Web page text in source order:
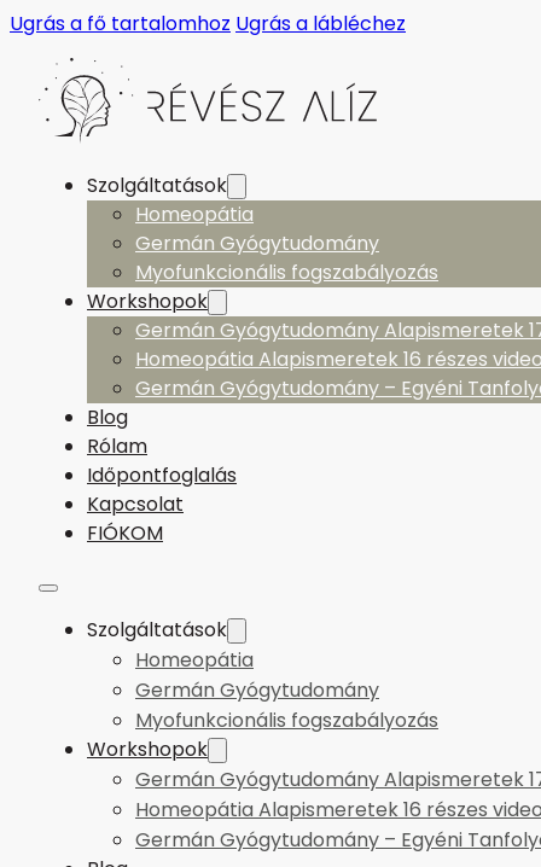
Ugrás a fő tartalomhoz Ugrás a lábléchez
Szolgáltatások
Homeopátia
Germán Gyógytudomány
Myofunkcionális fogszabályozás
Workshopok
Germán Gyógytudomány Alapismeretek
Homeopátia Alapismeretek 16 részes
Germán Gyógytudomány – Egyéni
Blog
Rólam
Időpontfoglalás
Kapcsolat
FIÓKOM
Szolgáltatások
Homeopátia
Germán Gyógytudomány
Myofunkcionális fogszabályozás
Workshopok
Germán Gyógytudomány Alapismeretek
Homeopátia Alapismeretek 16 részes
Germán Gyógytudomány – Egyéni